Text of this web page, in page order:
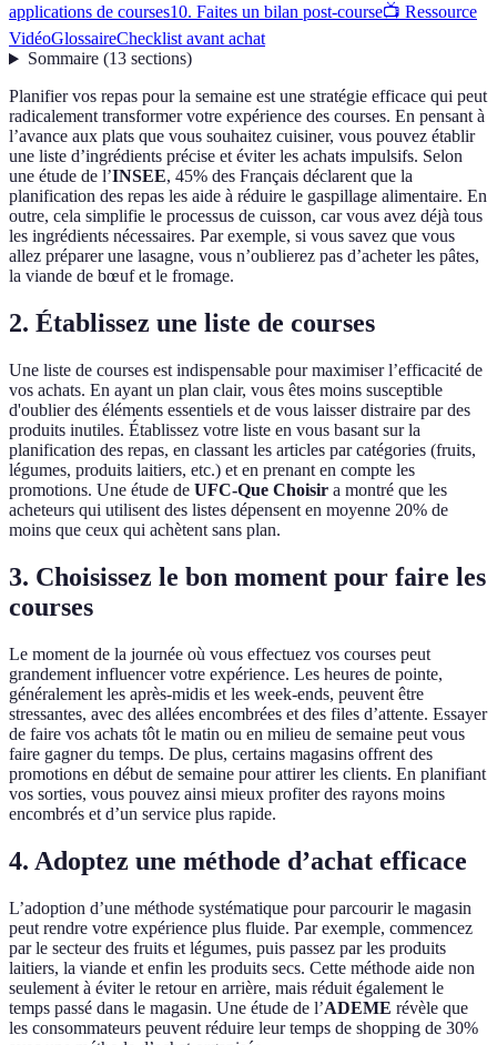
applications de courses10. Faites un bilan post-course📺 Ressource
VidéoGlossaireChecklist avant achat
Sommaire(13 sections)
Planifier vos repas pour la semaine est une stratégie efficace qui peut
radicalement transformer votre expérience des courses. En pensant à
l’avance aux plats que vous souhaitez cuisiner, vous pouvez établir
une liste d’ingrédients précise et éviter les achats impulsifs. Selon
une étude de l’INSEE, 45% des Français déclarent que la
planification des repas les aide à réduire le gaspillage alimentaire. En
outre, cela simplifie le processus de cuisson, car vous avez déjà tous
les ingrédients nécessaires. Par exemple, si vous savez que vous
allez préparer une lasagne, vous n’oublierez pas d’acheter les pâtes,
la viande de bœuf et le fromage.
2. Établissez une liste de courses
Une liste de courses est indispensable pour maximiser l’efficacité de
vos achats. En ayant un plan clair, vous êtes moins susceptible
d'oublier des éléments essentiels et de vous laisser distraire par des
produits inutiles. Établissez votre liste en vous basant sur la
planification des repas, en classant les articles par catégories (fruits,
légumes, produits laitiers, etc.) et en prenant en compte les
promotions. Une étude de UFC-Que Choisir a montré que les
acheteurs qui utilisent des listes dépensent en moyenne 20% de
moins que ceux qui achètent sans plan.
3. Choisissez le bon moment pour faire les
courses
Le moment de la journée où vous effectuez vos courses peut
grandement influencer votre expérience. Les heures de pointe,
généralement les après-midis et les week-ends, peuvent être
stressantes, avec des allées encombrées et des files d’attente. Essayer
de faire vos achats tôt le matin ou en milieu de semaine peut vous
faire gagner du temps. De plus, certains magasins offrent des
promotions en début de semaine pour attirer les clients. En planifiant
vos sorties, vous pouvez ainsi mieux profiter des rayons moins
encombrés et d’un service plus rapide.
4. Adoptez une méthode d’achat efficace
L’adoption d’une méthode systématique pour parcourir le magasin
peut rendre votre expérience plus fluide. Par exemple, commencez
par le secteur des fruits et légumes, puis passez par les produits
laitiers, la viande et enfin les produits secs. Cette méthode aide non
seulement à éviter le retour en arrière, mais réduit également le
temps passé dans le magasin. Une étude de l’ADEME révèle que
les consommateurs peuvent réduire leur temps de shopping de 30%